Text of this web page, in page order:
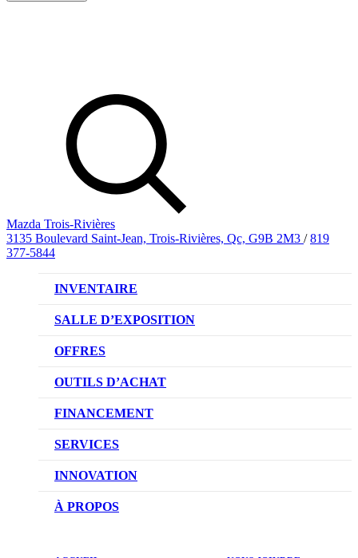
Mazda Trois-Rivières
3135 Boulevard Saint-Jean, Trois-Rivières, Qc, G9B 2M3 / 819
377-5844
INVENTAIRE
VÉHICULES NEUFS
VÉHICULES D’OCCASION
SALLE D’EXPOSITION
OFFRES
OFFRES DU CONCESSIONNAIRE
OUTILS D’ACHAT
CONFIGUREZ VOTRE VÉHICULE
RÉSERVEZ UN ESSAI ROUTIER
DEMANDEZ UN PRIX
FINANCEMENT
NOTRE DIFFÉRENCE
DEMANDE DE CRÉDIT AUTO
SERVICES
NOTRE PROMESSE
PRENDRE UN RENDEZ-VOUS
INNOVATION
TECHNOLOGIE SKYACTIV
À PROPOS